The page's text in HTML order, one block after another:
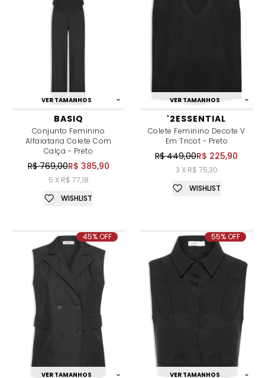
VER TAMANHOS
BASIQ
Conjunto Feminino
Alfaiataria Colete Com
Calça - Preto
R$ 769,00R$ 385,90
5 X R$ 77,18
WISHLIST
VER TAMANHOS
'2ESSENTIAL
Colete Feminino Decote V
Em Tricot - Preto
R$ 449,00R$ 225,90
3 X R$ 75,30
WISHLIST
VER TAMANHOS
45% OFF
VER TAMANHOS
55% OFF